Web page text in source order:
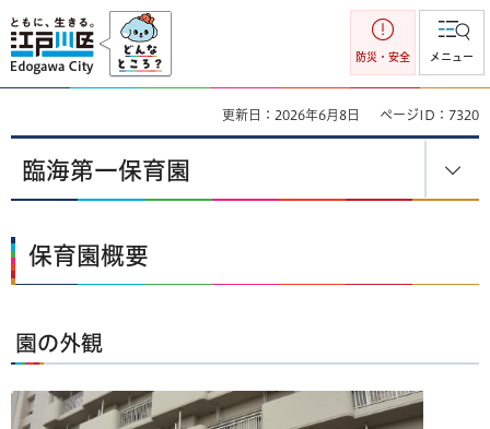
江戸川区
防災・安全 メニュー
更新日：2026年6月8日 ページID：7320
臨海第一保育園
保育園概要
園の外観